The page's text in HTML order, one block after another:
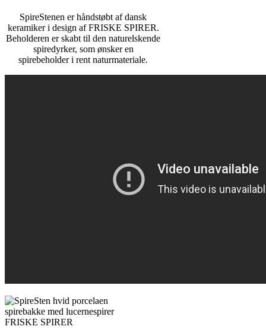
SpireStenen er håndstøbt af dansk
keramiker i design af FRISKE SPIRER.
Beholderen er skabt til den naturelskende
spiredyrker, som ønsker en
spirebeholder i rent naturmateriale.